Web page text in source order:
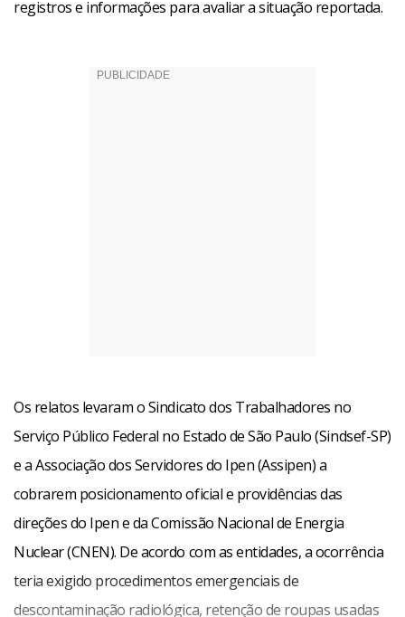
registros e informações para avaliar a situação reportada.
Os relatos levaram o Sindicato dos Trabalhadores no
Serviço Público Federal no Estado de São Paulo (Sindsef-SP)
e a Associação dos Servidores do Ipen (Assipen) a
cobrarem posicionamento oficial e providências das
direções do Ipen e da Comissão Nacional de Energia
Nuclear (CNEN). De acordo com as entidades, a ocorrência
teria exigido procedimentos emergenciais de
descontaminação radiológica, retenção de roupas usadas